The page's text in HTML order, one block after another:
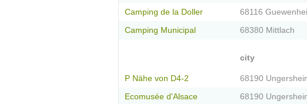
Camping de la Doller 68116
Camping Municipal 68380 Mittlach
city
P Nähe von D4-2 68190
Ecomusée d'Alsace 68190